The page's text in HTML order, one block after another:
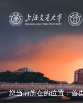
您当前所在的位置：首